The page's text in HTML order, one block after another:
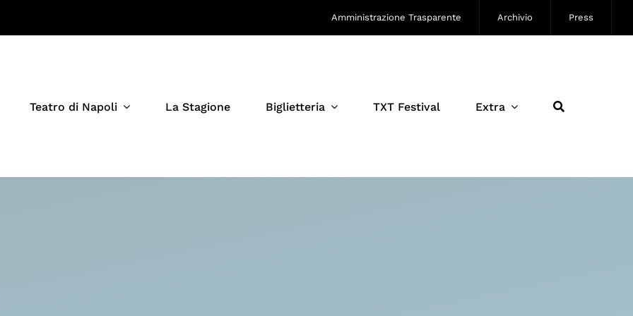
Amministrazione Trasparente Archivio Press
Teatro di Napoli La Stagione Biglietteria TXT Festival Extra